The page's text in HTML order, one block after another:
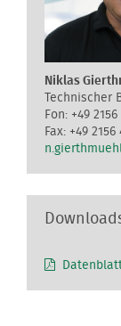
Niklas
+49
+49 2156